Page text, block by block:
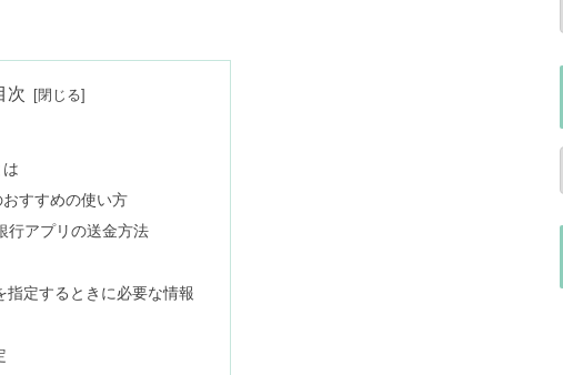
次
すすめの使い方
行アプリの送金方法
指定するときに必要な情報